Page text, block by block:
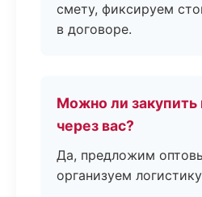
смету, фиксируем
в договоре.
Можно ли
через вас?
Да, предложим
организуем